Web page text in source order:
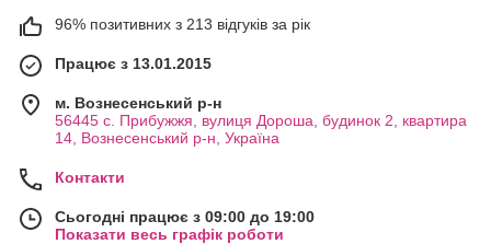
96% позитивних з 213 відгуків за рік
Працює з 13.01.2015
м. Вознесенський р-н
56445 с. Прибужжя, вулиця Дороша, будинок 2, квартира
14, Вознесенський р-н, Україна
Контакти
Сьогодні працює з 09:00 до 19:00
Показати весь графік роботи